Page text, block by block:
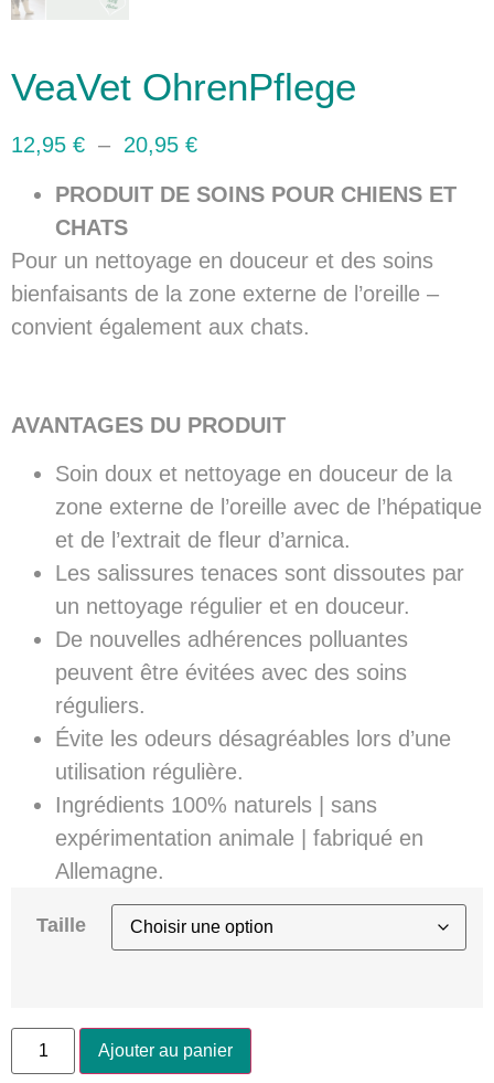
VeaVet OhrenPflege
12,95 € – 20,95 €
PRODUIT DE SOINS POUR CHIENS ET
CHATS
Pour un nettoyage en douceur et des soins
bienfaisants de la zone externe de l’oreille –
convient également aux chats.
AVANTAGES DU PRODUIT
Soin doux et nettoyage en douceur de la
zone externe de l’oreille avec de l’hépatique
et de l’extrait de fleur d’arnica.
Les salissures tenaces sont dissoutes par
un nettoyage régulier et en douceur.
De nouvelles adhérences polluantes
peuvent être évitées avec des soins
réguliers.
Évite les odeurs désagréables lors d’une
utilisation régulière.
Ingrédients 100% naturels | sans
expérimentation animale | fabriqué en
Allemagne.
Taille
Ajouter au panier